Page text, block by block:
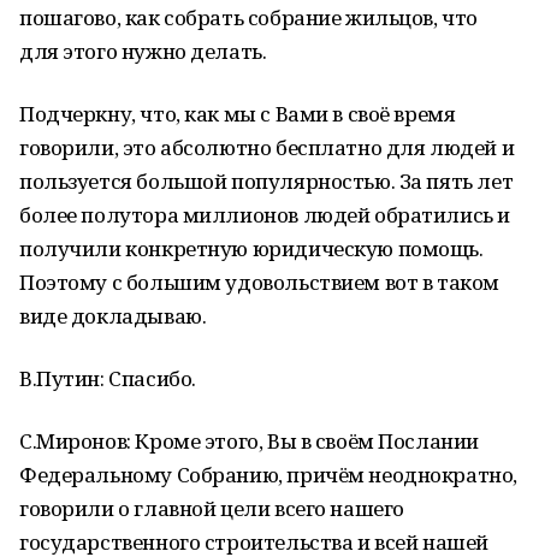
пошагово, как собрать собрание жильцов, что
для этого нужно делать.
Подчеркну, что, как мы с Вами в своё время
говорили, это абсолютно бесплатно для людей и
пользуется большой популярностью. За пять лет
более полутора миллионов людей обратились и
получили конкретную юридическую помощь.
Поэтому с большим удовольствием вот в таком
виде докладываю.
В.Путин: Спасибо.
С.Миронов: Кроме этого, Вы в своём Послании
Федеральному Собранию, причём неоднократно,
говорили о главной цели всего нашего
государственного строительства и всей нашей